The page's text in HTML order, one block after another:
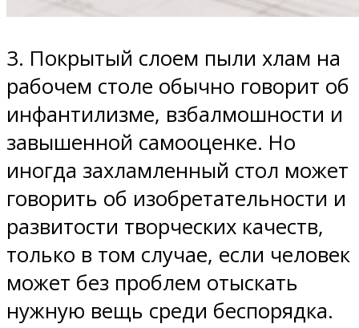
3. Покрытый слоем пыли хлам на
рабочем столе обычно говорит об
инфантилизме, взбалмошности и
завышенной самооценке. Но
иногда захламленный стол может
говорить об изобретательности и
развитости творческих качеств,
только в том случае, если человек
может без проблем отыскать
нужную вещь среди беспорядка.